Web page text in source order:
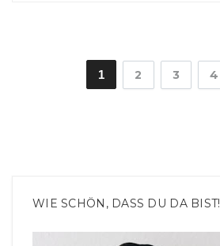
1 2 3 4
WIE SCHÖN, DASS DU DA BIST!